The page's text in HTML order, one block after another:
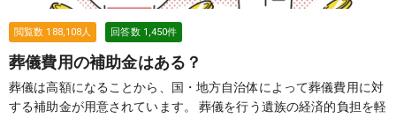
閲覧数 188,108人 回答数 1,450件
葬儀費用の補助金はある？
葬儀は高額になることから、国・地方自治体によって葬儀費用に対
する補助金が用意されています。 葬儀を行う遺族の経済的負担を軽